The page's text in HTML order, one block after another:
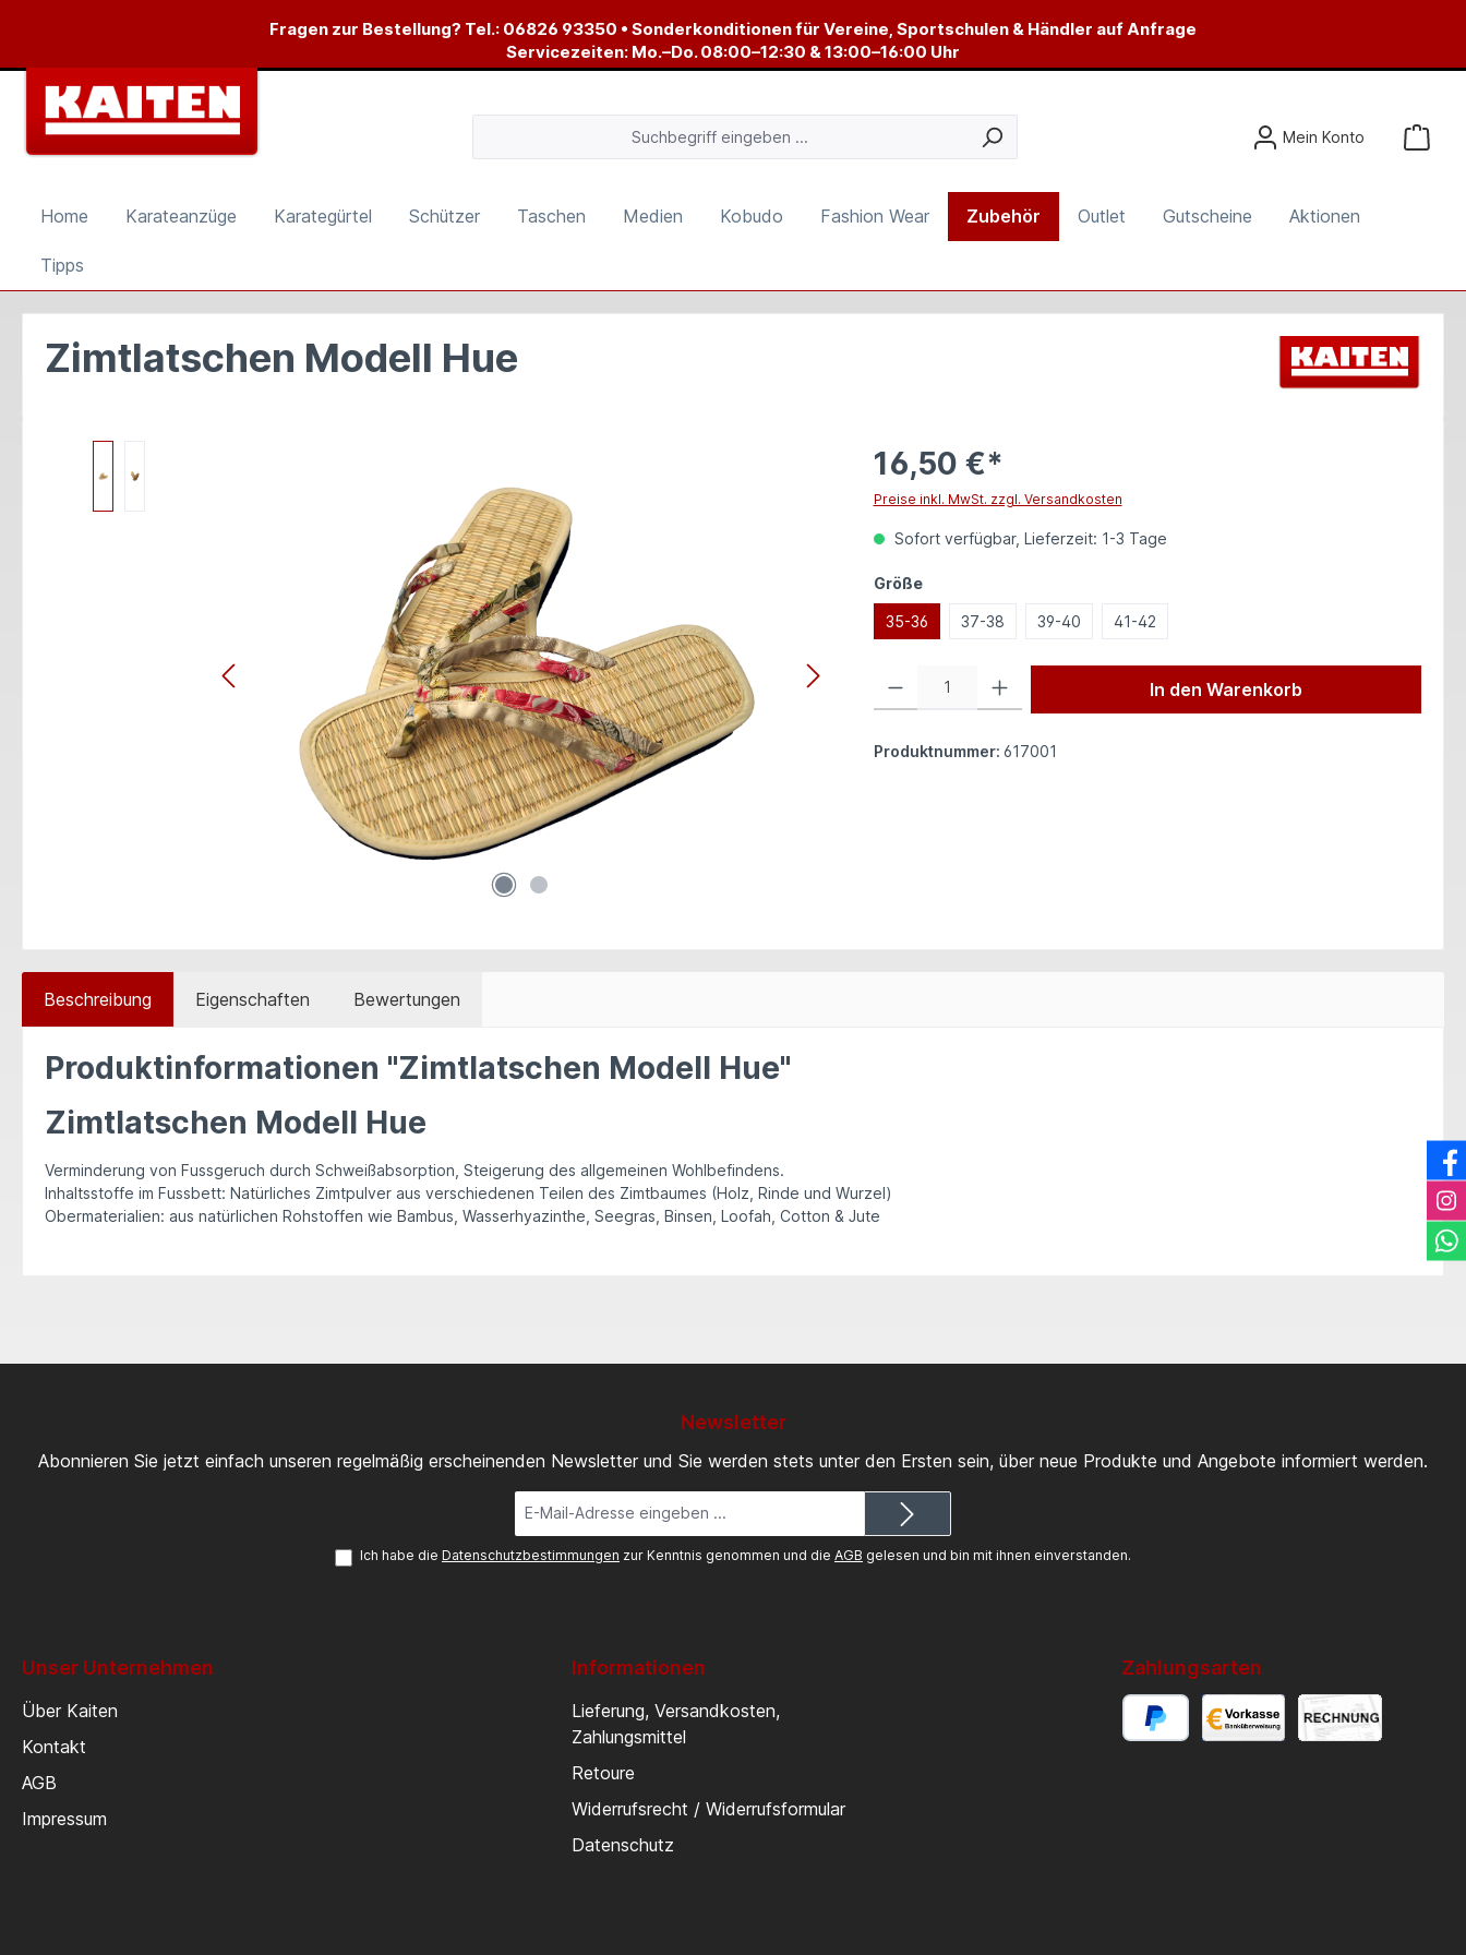
Zur Hauptnavigation springenFragen zur Bestellung? Tel.: 06826 93350 • Sonderkonditionen für Vereine, Sportschulen & Händler auf Anfrage
Servicezeiten: Mo.–Do. 08:00–12:30 & 13:00–16:00 Uhr
Mein Konto
Home Karateanzüge Karategürtel Schützer Taschen Medien Kobudo Fashion Wear Zubehör Outlet Gutscheine Aktionen
Tipps
Zimtlatschen Modell Hue
16,50 €*
Preise inkl. MwSt. zzgl. Versandkosten
Sofort verfügbar, Lieferzeit: 1-3 Tage
Größeauswählen
35-36 37-38 39-40 41-42
In den Warenkorb
Produktnummer: 617001
Beschreibung Eigenschaften Bewertungen
Produktinformationen "Zimtlatschen Modell Hue"
Zimtlatschen Modell Hue
Verminderung von Fussgeruch durch Schweißabsorption, Steigerung des allgemeinen Wohlbefindens.
Inhaltsstoffe im Fussbett: Natürliches Zimtpulver aus verschiedenen Teilen des Zimtbaumes (Holz, Rinde und Wurzel)
Obermaterialien: aus natürlichen Rohstoffen wie Bambus, Wasserhyazinthe, Seegras, Binsen, Loofah, Cotton & Jute
Newsletter
Abonnieren Sie jetzt einfach unseren regelmäßig erscheinenden Newsletter und Sie werden stets unter den Ersten sein, über neue Produkte und Angebote informiert werden.
Mail-
Adresse*
Ich habe die Datenschutzbestimmungen zur Kenntnis genommen und die AGB gelesen und bin mit ihnen einverstanden.
Unser Unternehmen
Über Kaiten
Kontakt
AGB
Impressum
Informationen
Lieferung, Versandkosten,
Zahlungsmittel
Retoure
Widerrufsrecht / Widerrufsformular
Datenschutz
Zahlungsarten